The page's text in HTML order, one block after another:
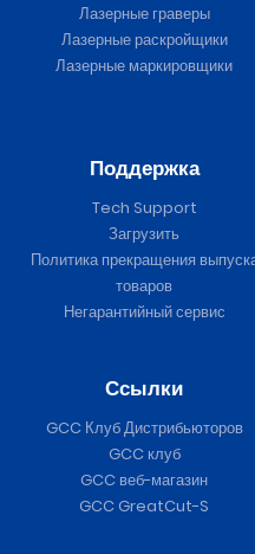
Лазерные граверы
Лазерные раскройщики
Лазерные маркировщики
Поддержка
Tech Support
Загрузить
Политика прекращения
товаров
Негарантийный сервис
Ссылки
GCC Клуб Дистрибьюторов
GCC клуб
GCC веб-магазин
GCC GreatCut-S